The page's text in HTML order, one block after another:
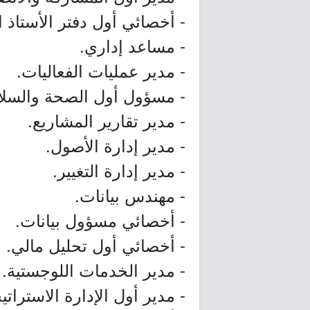
- أخصائي أول دفتر الأستاذ
- مساعد إداري.
- مدير عمليات الفعاليات.
- مسؤول أول الصحة
- مدير تقارير المشاريع.
- مدير إدارة الأصول.
- مدير إدارة التغيير.
- مهندس بيانات.
- أخصائي مسؤول بيانات.
- أخصائي أول تحليل مالي.
- مدير الخدمات اللوجستية.
- مدير أول الإدارة